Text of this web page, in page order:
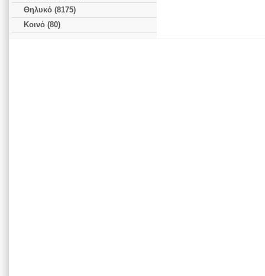
Θηλυκό (8175)
Κοινό (80)